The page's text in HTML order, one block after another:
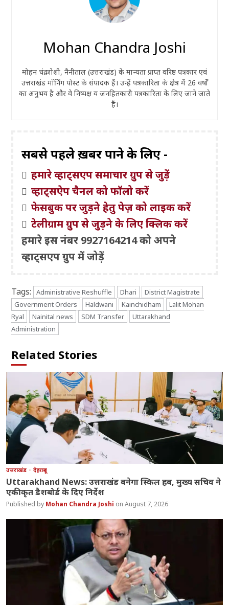
Mohan Chandra Joshi
मोहन चंद्र जोशी, नैनीताल (उत्तराखंड) के मान्यता प्राप्त वरिष्ठ पत्रकार एवं
उत्तराखंड मॉर्निंग पोस्ट के संपादक हैं। उन्हें पत्रकारिता के क्षेत्र में 26 वर्षों
का अनुभव है और वे निष्पक्ष व जनहितकारी पत्रकारिता के लिए जाने जाते
हैं।
सबसे पहले ख़बरें पाने के लिए -
हमारे व्हाट्सएप समाचार ग्रुप से जुड़ें
व्हाट्सऐप चैनल को फॉलो करें
फेसबुक पर जुड़ने हेतु पेज़ को लाइक करें
टेलीग्राम ग्रुप से जुड़ने के लिए क्लिक करें
हमारे इस नंबर 9927164214 को अपने
व्हाट्सएप ग्रुप में जोड़ें
Tags: Administrative Reshuffle Dhari
District Magistrate
Government Orders
Haldwani Kainchidham
Lalit Mohan
Ryal
Nainital news SDM Transfer
Uttarakhand
Administration
Related Stories
उत्तराखंड देहरादून
Uttarakhand News: उत्तराखंड बनेगा स्किल हब, मुख्य सचिव ने
एकीकृत डैशबोर्ड के दिए निर्देश
Mohan Chandra Joshi August 7, 2026